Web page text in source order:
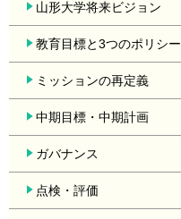
山形大学将来ビジョン
教育目標と3つのポリシー
ミッションの再定義
中期目標・中期計画
ガバナンス
点検・評価